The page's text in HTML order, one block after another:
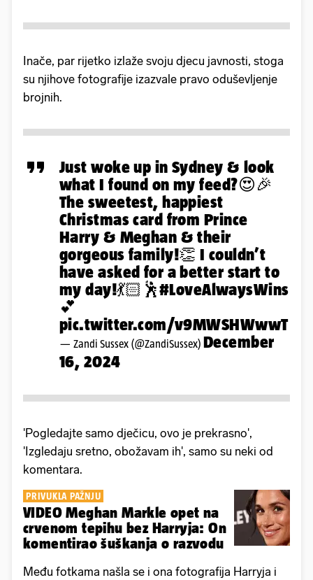
Inače, par rijetko izlaže svoju djecu javnosti, stoga
su njihove fotografije izazvale pravo oduševljenje
brojnih.
Just woke up in Sydney & look
what I found on my feed?😍🎉
The sweetest, happiest
Christmas card from Prince
Harry & Meghan & their
gorgeous family!👏 I couldn’t
have asked for a better start to
my day!💃🏻🕺#LoveAlwaysWins
💕
pic.twitter.com/v9MWSHWwwT
— Zandi Sussex (@ZandiSussex) December
16, 2024
'Pogledajte samo dječicu, ovo je prekrasno',
'Izgledaju sretno, obožavam ih', samo su neki od
komentara.
PRIVUKLA PAŽNJU
VIDEO Meghan Markle opet na
crvenom tepihu bez Harryja: On
komentirao šuškanja o razvodu
Među fotkama našla se i ona fotografija Harryja i